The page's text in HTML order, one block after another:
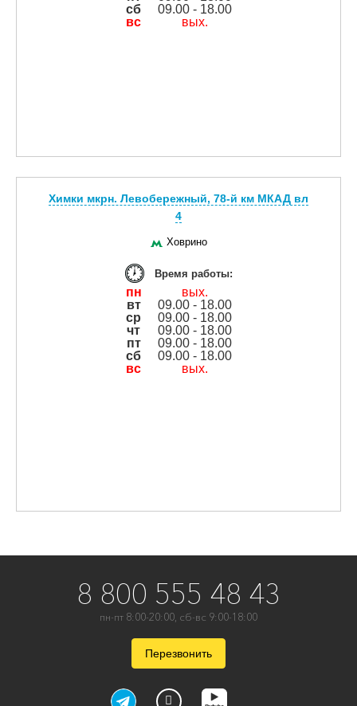
сб
09.00 - 18.00
вс
вых.
Химки мкрн. Левобережный, 78-й км МКАД вл
4
Ховрино
Время работы:
пн
вых.
вт
09.00 - 18.00
ср
09.00 - 18.00
чт
09.00 - 18.00
пт
09.00 - 18.00
сб
09.00 - 18.00
вс
вых.
8 800 555 48 43
пн-пт 8:00-20:00, сб-вс 9:00-18:00
Перезвонить